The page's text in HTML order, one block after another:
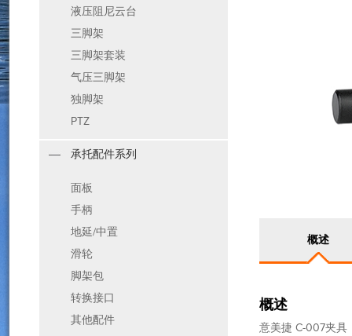
液压阻尼云台
三脚架
三脚架套装
气压三脚架
独脚架
PTZ
承托配件系列
面板
手柄
地延/中置
滑轮
脚架包
转换接口
其他配件
概述
概述
意美捷 C-007夹具